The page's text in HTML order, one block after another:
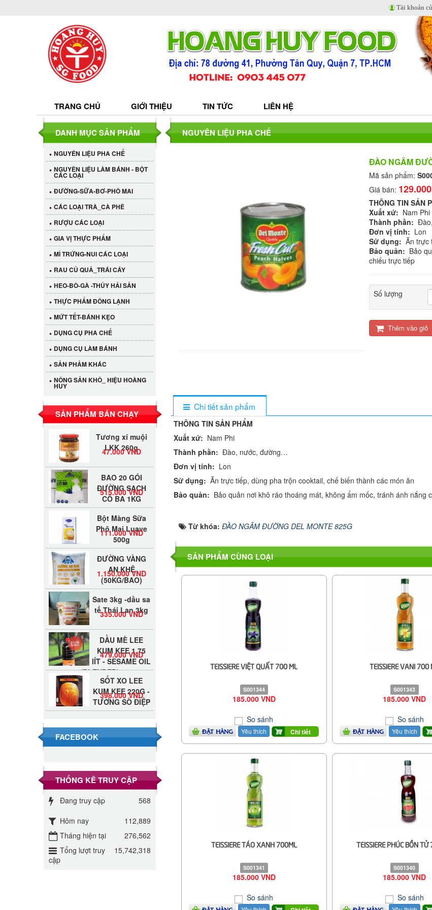
TRANG CHỦ GIỚI THIỆU TIN TỨC LIÊN HỆ
Tài khoản
NGUYÊN LIỆU PHA CHẾ
ĐÀO NGÂM
Mã sản phẩm:
Giá bán:
THÔNG TIN SẢN
Xuất xứ: Nam Phi
Thành phần:
Đơn vị tính: Lon
Sử dụng: Ăn trực
Bảo quản: Bảo
chiếu trực tiếp
Số lượng
Thêm vào giỏ
Chi tiết sản phẩm
THÔNG TIN SẢN PHẨM
Xuất xứ: Nam Phi
Thành phần: Đào, nước, đường…
Đơn vị tính: Lon
Sử dụng: Ăn trực tiếp, dùng pha trộn cooktail, chế biến thành các món ăn
Bảo quản: Bảo quản nơi khô ráo thoáng mát, không ẩm mốc, tránh ánh nắng
Từ khóa: ĐÀO NGÂM ĐƯỜNG DEL MONTE 825G
SẢN PHẨM CÙNG LOẠI
TEISSIERE VIỆT QUẤT 700 ML
S001344
185.000 VND
So sánh
ĐẶT HÀNG Yêu thích Chi tiết
TEISSIERE VANI 700
S001343
185.000 VND
So sánh
ĐẶT HÀNG Yêu thích
TEISSIERE TÁO XANH 700ML
S001341
185.000 VND
So sánh
TEISSIERE PHÚC BỒN
S001340
185.000 VND
So sánh
DANH MỤC SẢN PHẨM
NGUYÊN LIỆU PHA CHẾ
NGUYÊN LIỆU LÀM BÁNH - BỘT
CÁC LOẠI
ĐƯỜNG-SỮA-BƠ-PHÔ MAI
CÁC LOẠI TRÀ_CÀ PHÊ
RƯỢU CÁC LOẠI
GIA VỊ THỰC PHẨM
MÌ TRỨNG-NUI CÁC LOẠI
RAU CỦ QUẢ_TRÁI CÂY
HEO-BÒ-GÀ -THỦY HẢI SẢN
THỰC PHẨM ĐÔNG LẠNH
MỨT TẾT-BÁNH KẸO
DỤNG CỤ PHA CHẾ
DỤNG CỤ LÀM BÁNH
SẢN PHẢM KHÁC
NÔNG SẢN KHÔ_ HIỆU HOÀNG
HUY
SẢN PHẨM BÁN CHẠY
Cần Tây Đà Lạt
40.000 VND
LKK 260g
530.000 VND
LKK 260g
47.000 VND
BAO 20 GÓI
ĐƯỜNG SẠCH
CÔ BA 1KG
515.000 VND
Phô Mai Luave
500g
111.000 VND
ĐƯỜNG VÀNG
AN KHÊ
(50KG/BAO)
1.150.000 VND
tế Thái Lan 3kg
335.000 VND
DẦU MÈ LEE
KUM KEE 1.75
lÍT - SESAME OIL
(BLENDED)
479.000 VND
SỐT XO LEE
KUM KEE 220G -
TƯƠNG SÒ ĐIỆP
398.000 VND
1kg
40.000 VND
345.000 VND
Đường phèn
Long An bao
10kg
Đường mía thiên
nhiên Biên Hòa
32.000 VND
FACEBOOK
THỐNG KÊ TRUY CẬP
Đang truy cập
568
Hôm nay
112,889
Tháng hiện tại
276,562
Tổng lượt truy
cập
15,742,318